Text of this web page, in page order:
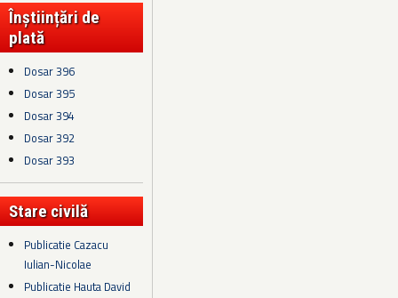
Înștiințări de
plată
Dosar 396
Dosar 395
Dosar 394
Dosar 392
Dosar 393
Stare civilă
Publicatie Cazacu
Iulian-Nicolae
Publicatie Hauta David